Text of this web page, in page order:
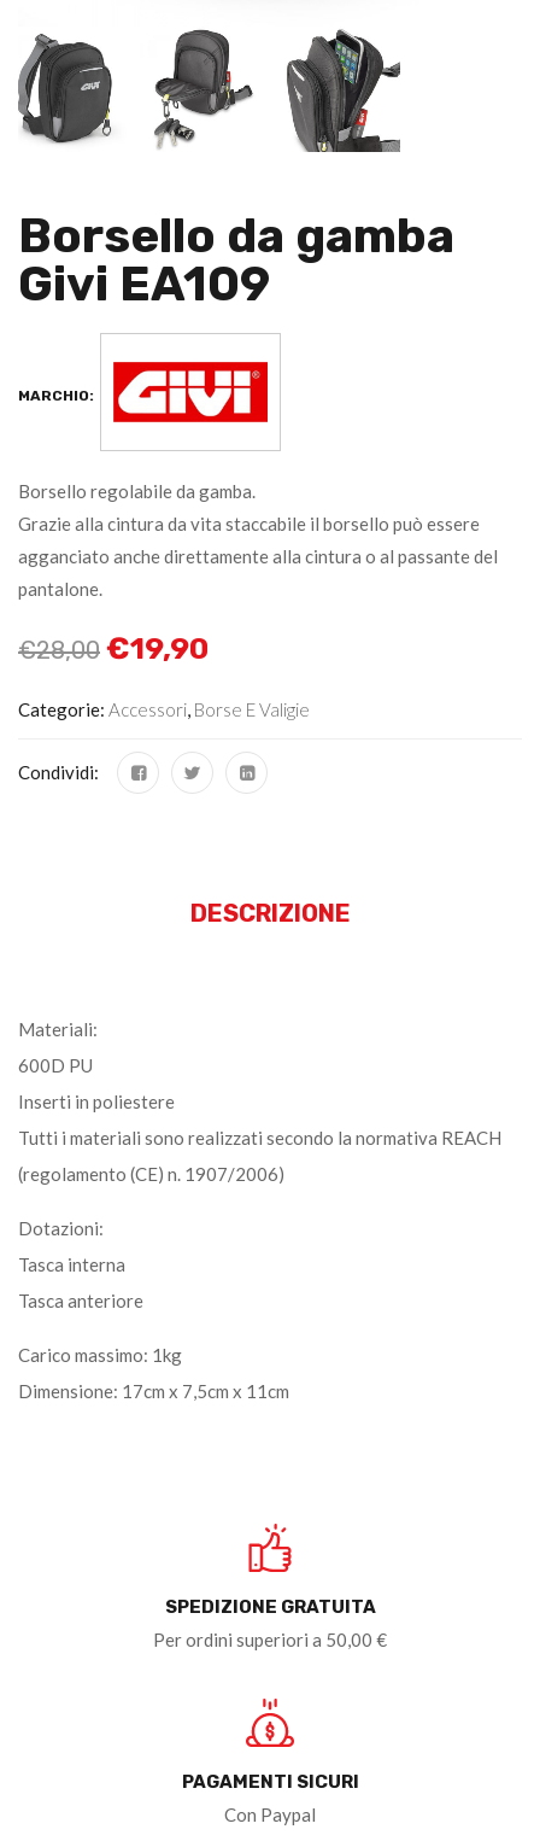
Borsello da gamba
Givi EA109
MARCHIO:
Borsello regolabile da gamba.
Grazie alla cintura da vita staccabile il borsello può essere
agganciato anche direttamente alla cintura o al passante del
pantalone.
€28,00 €19,90
Categorie: Accessori, Borse E Valigie
Condividi:
DESCRIZIONE
Materiali:
600D PU
Inserti in poliestere
Tutti i materiali sono realizzati secondo la normativa REACH
(regolamento (CE) n. 1907/2006)
Dotazioni:
Tasca interna
Tasca anteriore
Carico massimo: 1kg
Dimensione: 17cm x 7,5cm x 11cm
SPEDIZIONE GRATUITA
Per ordini superiori a 50,00 €
PAGAMENTI SICURI
Con Paypal